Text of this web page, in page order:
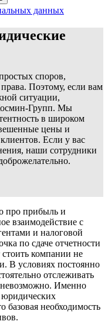
данных
споров,
Поэтому, если вам
ситуации,
Групп. Мы
в широком
цены и
Если у вас
наши сотрудники
про прибыль и
взаимодействие с
и налоговой
по сдаче отчетности
стоить компании не
В условиях постоянно
отслеживать
невозможно. Именно
юридических
базовая необходимость